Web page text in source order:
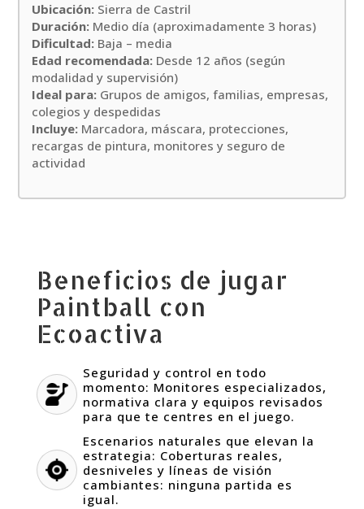
Ubicación: Sierra de Castril
Duración: Medio día (aproximadamente 3 horas)
Dificultad: Baja – media
Edad recomendada: Desde 12 años (según
modalidad y supervisión)
Ideal para: Grupos de amigos, familias, empresas,
colegios y despedidas
Incluye: Marcadora, máscara, protecciones,
recargas de pintura, monitores y seguro de
actividad
Beneficios de jugar
Paintball con
Ecoactiva
Seguridad y control en todo
momento: Monitores especializados,
normativa clara y equipos revisados
para que te centres en el juego.
Escenarios naturales que elevan la
estrategia: Coberturas reales,
desniveles y líneas de visión
cambiantes: ninguna partida es
igual.